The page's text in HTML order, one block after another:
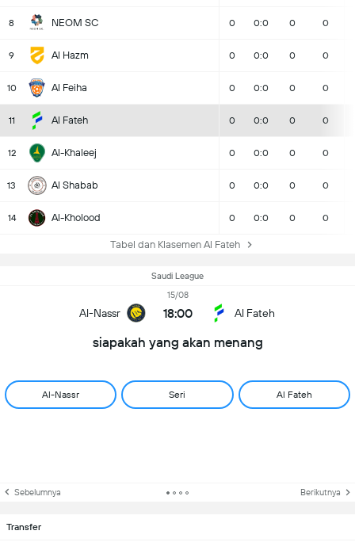
8 NEOM SC 0 0:0 0 0
9 Al Hazm 0 0:0 0 0
10 Al Feiha 0 0:0 0 0
11 Al Fateh 0 0:0 0 0
12 Al-Khaleej 0 0:0 0 0
13 Al Shabab 0 0:0 0 0
14 Al-Kholood 0 0:0 0 0
Tabel dan Klasemen Al Fateh
Saudi League
Al-Nassr
15/08
18:00 Al Fateh
siapakah yang akan menang
Al-Nassr Seri Al Fateh
Sebelumnya Berikutnya
Transfer